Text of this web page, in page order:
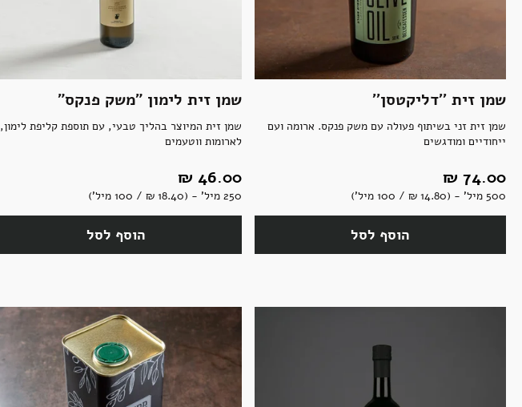
שמן זית ''דליקטסן''
שמן זית זני בשיתוף פעולה עם משק פנקס. ארומה ועם
ייחודיים ומודגשים
74.00 ‏₪
500 מיל' - (14.80 ‏₪ / 100 מיל')
הוסף לסל
שמן זית לימון "משק פנקס"
שמן זית המיוצר בהליך טבעי, עם תוספת קליפת לימון,
לארומות ווטעמים
46.00 ‏₪
250 מיל' - (18.40 ‏₪ / 100 מיל')
הוסף לסל
ספרים ומוצרי נייר